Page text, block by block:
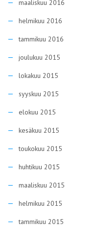
elokuu 2015
kesäkuu 2015
toukokuu 2015
huhtikuu 2015
maaliskuu 2015
helmikuu 2015
tammikuu 2015
joulukuu 2014
marraskuu 2014
lokakuu 2014
syyskuu 2014
elokuu 2014
kesäkuu 2014